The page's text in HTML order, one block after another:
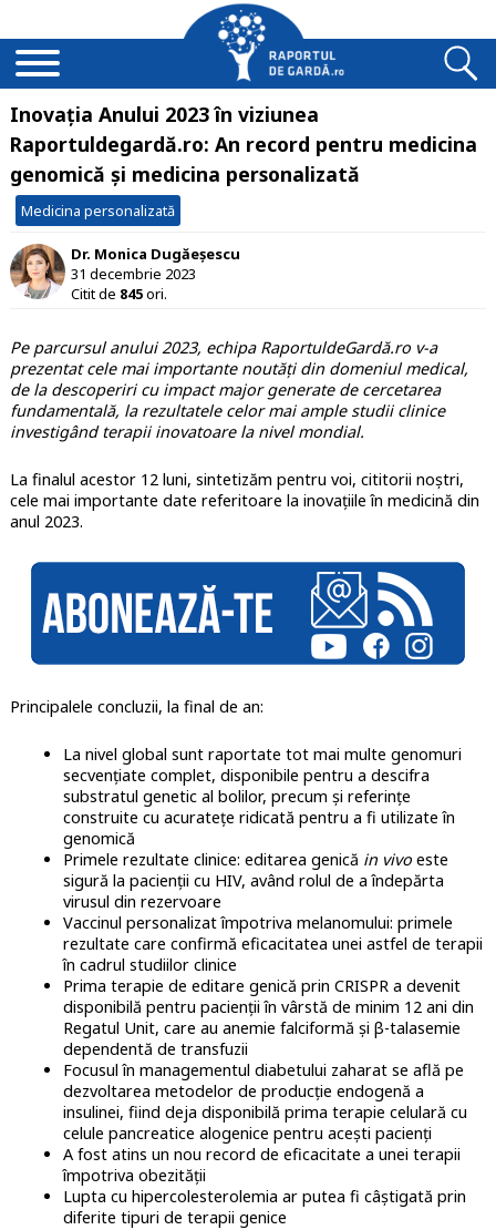
Inovația Anului 2023 în viziunea
Raportuldegardă.ro: An record pentru medicina
genomică și medicina personalizată
Medicina personalizată
Dr. Monica Dugăeșescu
31 decembrie 2023
Citit de 845ori.
Pe parcursul anului 2023, echipa RaportuldeGardă.ro v-a
prezentat cele mai importante noutăţi din domeniul medical,
de la descoperiri cu impact major generate de cercetarea
fundamentală, la rezultatele celor mai ample studii clinice
investigând terapii inovatoare la nivel mondial.
La finalul acestor 12 luni, sintetizăm pentru voi, cititorii noştri,
cele mai importante date referitoare la inovaţiile în medicină din
anul 2023.
Principalele concluzii, la final de an:
La nivel global sunt raportate tot mai multe genomuri
secvenţiate complet, disponibile pentru a descifra
substratul genetic al bolilor, precum şi referinţe
construite cu acurateţe ridicată pentru a fi utilizate în
genomică
Primele rezultate clinice: editarea genică in vivoeste
sigură la pacienţii cu HIV, având rolul de a îndepărta
virusul din rezervoare
Vaccinul personalizat împotriva melanomului: primele
rezultate care confirmă eficacitatea unei astfel de terapii
în cadrul studiilor clinice
Prima terapie de editare genică prin CRISPR a devenit
disponibilă pentru pacienții în vârstă de minim 12 ani din
Regatul Unit, care au anemie falciformă și β-talasemie
dependentă de transfuzii
Focusul în managementul diabetului zaharat se află pe
dezvoltarea metodelor de producţie endogenă a
insulinei, fiind deja disponibilă prima terapie celulară cu
celule pancreatice alogenice pentru aceşti pacienţi
A fost atins un nou record de eficacitate a unei terapii
împotriva obezităţii
Lupta cu hipercolesterolemia ar putea fi câştigată prin
diferite tipuri de terapii genice